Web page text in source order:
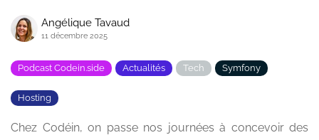
Angélique Tavaud
11 décembre 2025
Podcast Codein.side Actualités Tech Symfony
Hosting
Chez Codéin, on passe nos journées à concevoir des